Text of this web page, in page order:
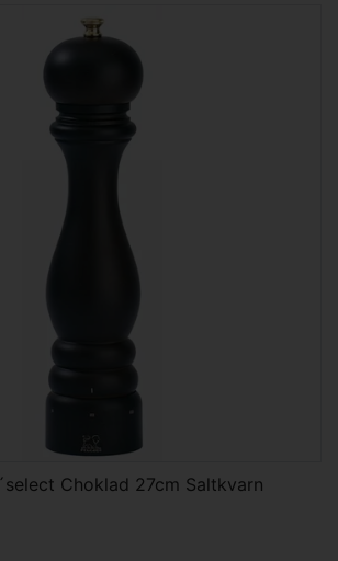
Choklad 27cm Saltkvarn